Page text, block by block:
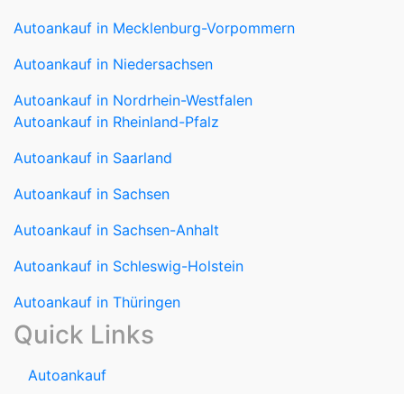
Autoankauf in Rheinland-Pfalz
Autoankauf in Saarland
Autoankauf in Sachsen
Autoverkauf